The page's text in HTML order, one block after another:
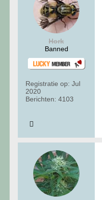
Hork
Banned
Registratie op: Jul
2020
Berichten: 4103